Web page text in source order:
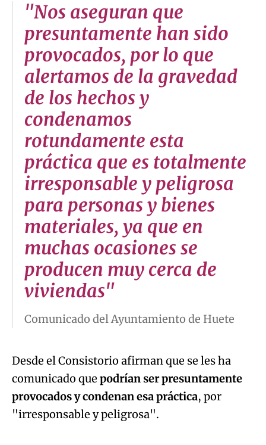
"Nos aseguran que
presuntamente han sido
provocados, por lo que
alertamos de la gravedad
de los hechos y
condenamos
rotundamente esta
práctica que es totalmente
irresponsable y peligrosa
para personas y bienes
materiales, ya que en
muchas ocasiones se
producen muy cerca de
viviendas"
Comunicado del Ayuntamiento de Huete
Desde el Consistorio afirman que se les ha
comunicado que podrían ser presuntamente
provocados y condenan esa práctica, por
"irresponsable y peligrosa".